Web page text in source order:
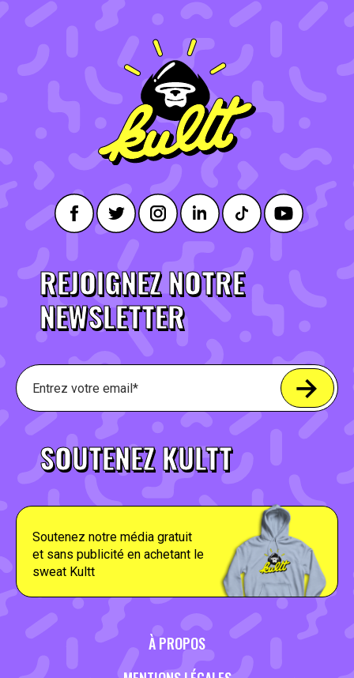
REJOIGNEZ NOTRE
NEWSLETTER
SOUTENEZ KULTT
Soutenez notre média gratuit
et sans publicité en achetant le
sweat Kultt
À PROPOS